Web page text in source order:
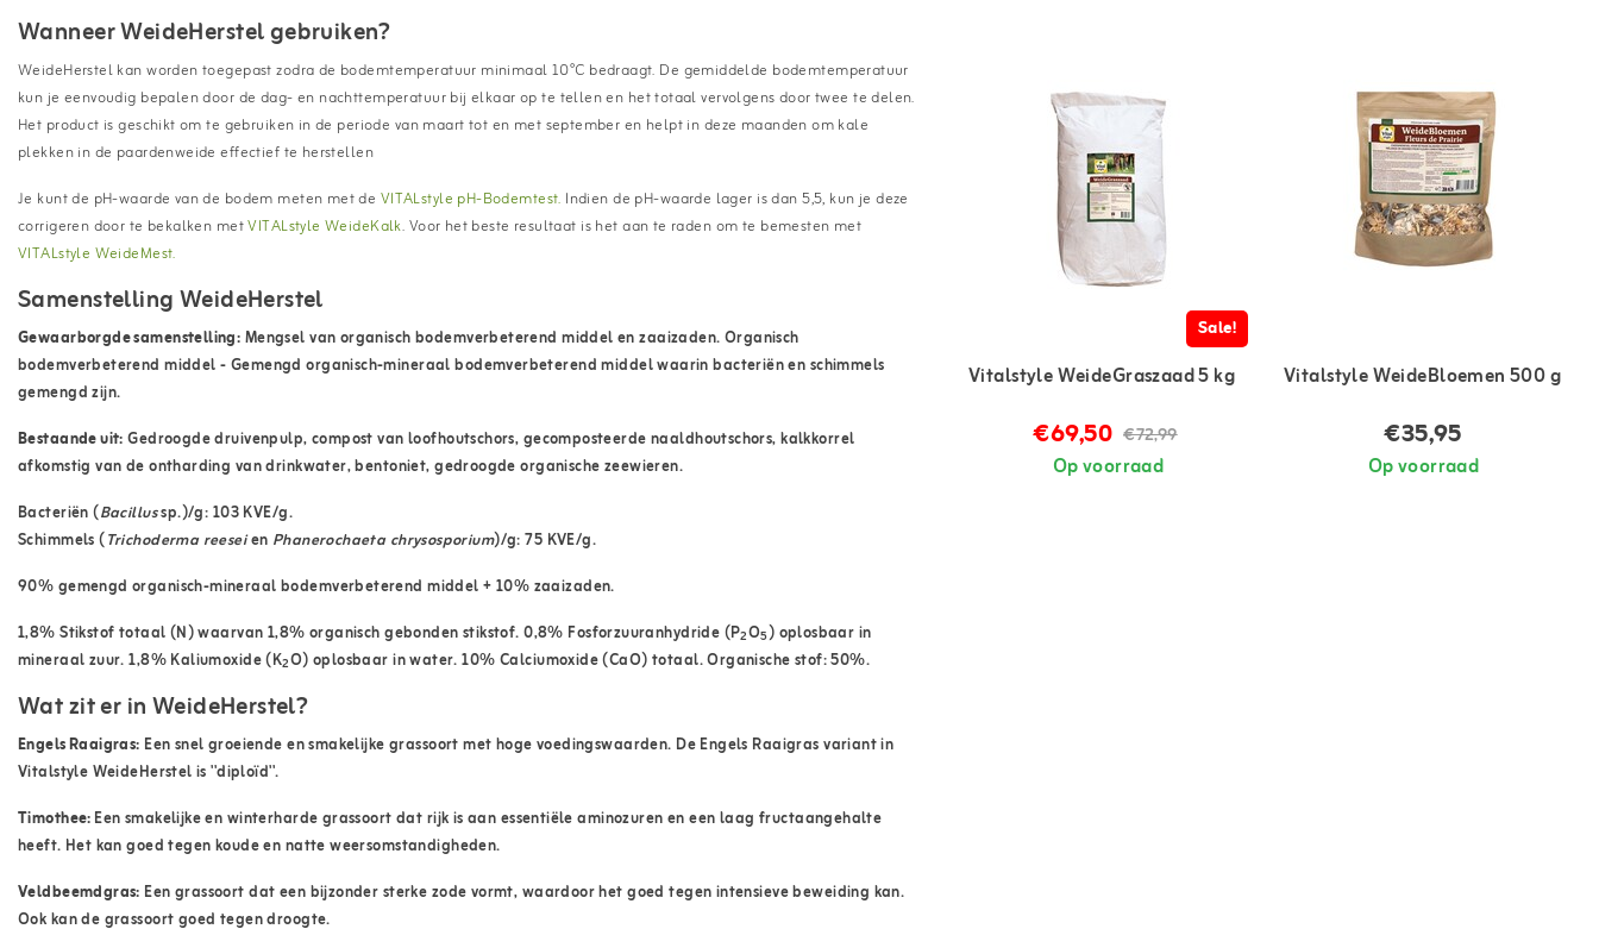
Wanneer WeideHerstel gebruiken?
WeideHerstel kan worden toegepast zodra de bodemtemperatuur minimaal 10°C bedraagt. De gemiddelde bodemtemperatuur
kun je eenvoudig bepalen door de dag- en nachttemperatuur bij elkaar op te tellen en het totaal vervolgens door twee te delen.
Het product is geschikt om te gebruiken in de periode van maart tot en met september en helpt in deze maanden om kale
plekken in de paardenweide effectief te herstellen
Je kunt de pH-waarde van de bodem meten met de VITALstyle pH-Bodemtest. Indien de pH-waarde lager is dan 5,5, kun je deze
corrigeren door te bekalken metVITALstyle WeideKalk. Voor het beste resultaat is het aan te raden om te bemesten met
VITALstyle WeideMest.
Samenstelling WeideHerstel
Gewaarborgde samenstelling:Mengsel van organisch bodemverbeterend middel en zaaizaden. Organisch
bodemverbeterend middel - Gemengd organisch-mineraal bodemverbeterend middel waarin bacteriën en schimmels
gemengd zijn.
Bestaande uit:Gedroogde druivenpulp, compost van loofhoutschors, gecomposteerde naaldhoutschors, kalkkorrel
afkomstig van de ontharding van drinkwater, bentoniet, gedroogde organische zeewieren.
Bacteriën (Bacillussp.)/g: 103 KVE/g.
Schimmels (Trichoderma reeseien Phanerochaeta chrysosporium)/g: 75 KVE/g.
90% gemengd organisch-mineraal bodemverbeterend middel + 10% zaaizaden.
1,8% Stikstof totaal (N) waarvan 1,8% organisch gebonden stikstof. 0,8% Fosforzuuranhydride (P2O5) oplosbaar in
mineraal zuur. 1,8% Kaliumoxide (K2O) oplosbaar in water. 10% Calciumoxide (CaO) totaal. Organische stof: 50%.
Wat zit er in WeideHerstel?
Engels Raaigras: Een snel groeiende en smakelijke grassoort met hoge voedingswaarden. De Engels Raaigras variant in
Vitalstyle WeideHerstel is ''diploïd''.
Timothee:Een smakelijke en winterharde grassoort dat rijk is aan essentiële aminozuren en een laag fructaangehalte
heeft. Het kan goed tegen koude en natte weersomstandigheden.
Veldbeemdgras: Een grassoort dat een bijzonder sterke zode vormt, waardoor het goed tegen intensieve beweiding kan.
Ook kan de grassoort goed tegen droogte.
Sale!
Vitalstyle WeideGraszaad 5 kg
€69,50 €72,99
Op voorraad
Vitalstyle WeideBloemen 500 g
€35,95
Op voorraad